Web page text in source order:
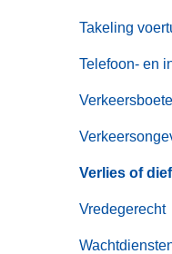
Takeling
Telefoon- en
Verkeersboete
Verlies of
Vredegerecht